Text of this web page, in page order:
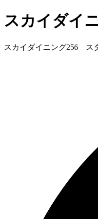
スカイダイ
スカイダイニング256 ス